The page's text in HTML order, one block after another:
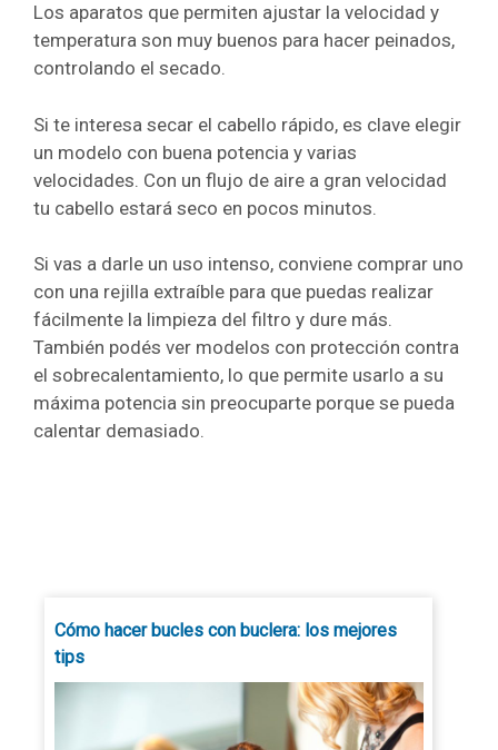
Los aparatos que permiten ajustar la velocidad y
temperatura son muy buenos para hacer peinados,
controlando el secado.
Si te interesa secar el cabello rápido, es clave elegir
un modelo con buena potencia y varias
velocidades. Con un flujo de aire a gran velocidad
tu cabello estará seco en pocos minutos.
Si vas a darle un uso intenso, conviene comprar uno
con una rejilla extraíble para que puedas realizar
fácilmente la limpieza del filtro y dure más.
También podés ver modelos con protección contra
el sobrecalentamiento, lo que permite usarlo a su
máxima potencia sin preocuparte porque se pueda
calentar demasiado.
Cómo hacer bucles con buclera: los mejores
tips